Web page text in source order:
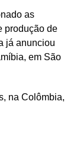
as
produção de
já anunciou
em São
na Colômbia,